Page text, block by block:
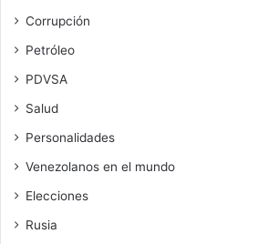
Corrupción
Petróleo
PDVSA
Salud
Personalidades
Venezolanos en el mundo
Elecciones
Rusia